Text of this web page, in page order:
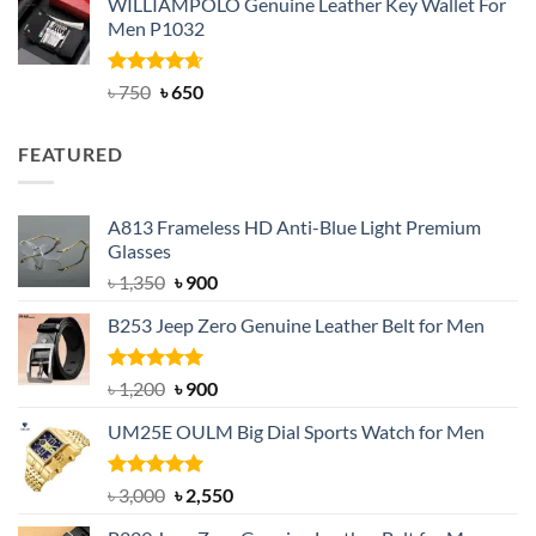
was:
৳ 950.
is:
৳ 699.
Men P1032
Rated4.63
৳750 Original
৳650Current
FEATURED
A813 Frameless HD Anti-Blue Light Premium
Glasses
৳1,350 Original
was:
৳ 1,350.
৳900Current
is:
B253 Jeep Zero Genuine Leather Belt for Men
Rated5.00
out of 5
৳1,200 Original
was:
৳ 1,200.
৳900Current
is:
UM25E OULM Big Dial Sports Watch for Men
Rated5.00
out of 5
৳3,000 Original
৳2,550Current